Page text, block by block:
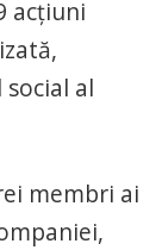
acțiuni
al
membri ai